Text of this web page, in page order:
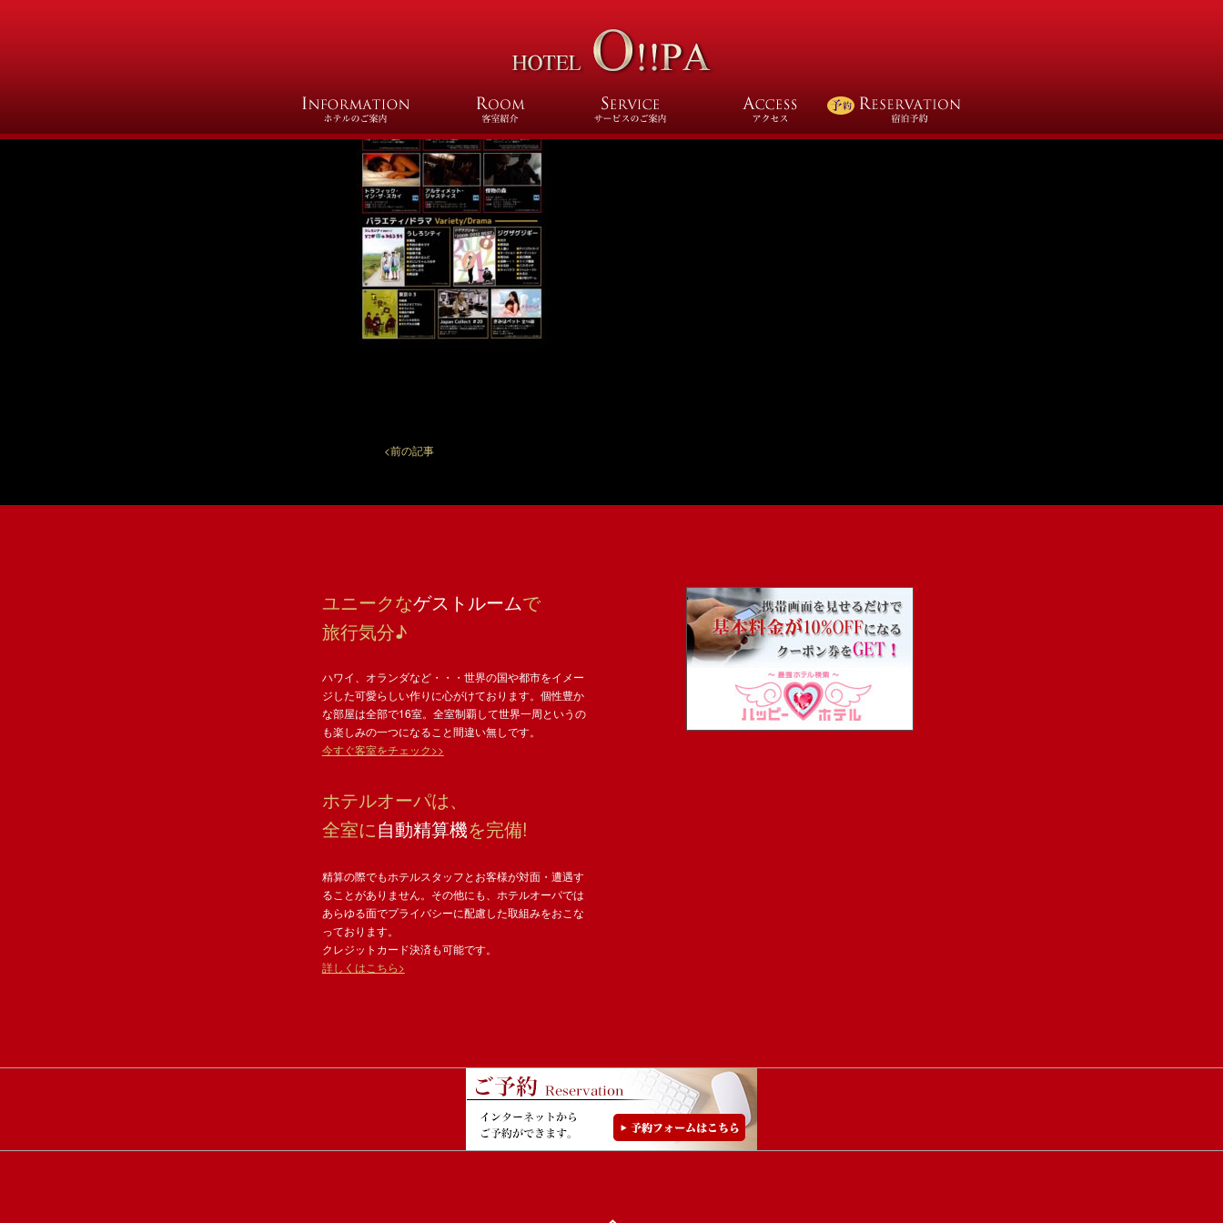
vod1906mo02
<前の記事
ユニークなゲストルームで
旅行気分♪
ハワイ、オランダなど・・・世界の国や都市をイメー
ジした可愛らしい作りに心がけております。個性豊か
な部屋は全部で16室。全室制覇して世界一周というの
も楽しみの一つになること間違い無しです。
今すぐ客室をチェック>>
ホテルオーパは、
全室に自動精算機を完備!
精算の際でもホテルスタッフとお客様が対面・遭遇す
ることがありません。その他にも、ホテルオーパでは
あらゆる面でプライバシーに配慮した取組みをおこな
っております。
クレジットカード決済も可能です。
詳しくはこちら>